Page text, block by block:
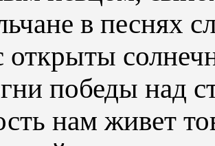
в песнях
открыты
победы над
нам живет